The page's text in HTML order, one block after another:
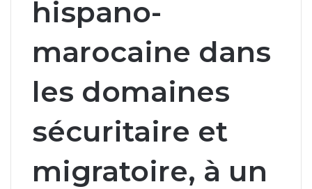
hispano-
marocaine dans
les domaines
sécuritaire et
migratoire, à un